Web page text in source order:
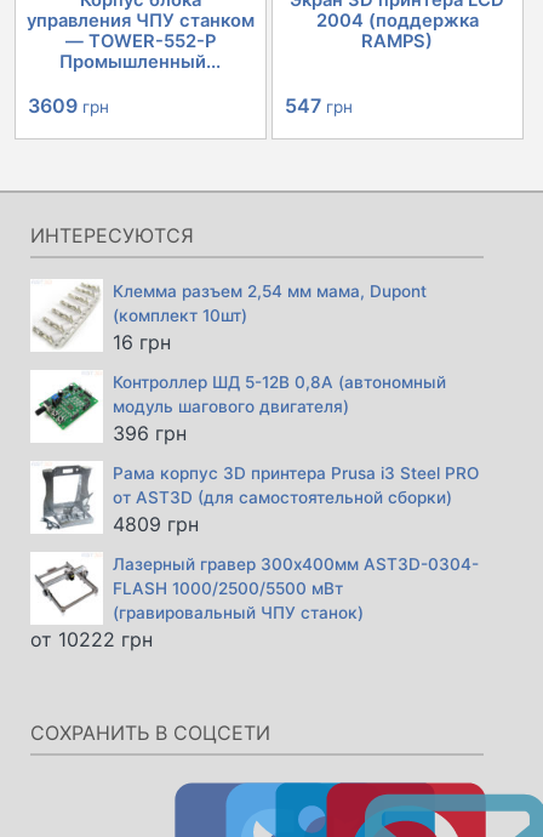
управления ЧПУ станком
— TOWER-552-P
Промышленный...
Первоначальная
цена
составляла
4030 грн.
3609 грн
цена:
3609 грн.
2004 (поддержка
RAMPS)
Первоначальная
цена
составляла
547 грн
цена:
547 грн.
ИНТЕРЕСУЮТСЯ
Клемма разъем 2,54 мм мама, Dupont
(комплект 10шт)
16 грн
Контроллер ШД 5-12В 0,8А (автономный
модуль шагового двигателя)
396 грн
Рама корпус 3D принтера Prusa i3 Steel PRO
от AST3D (для самостоятельной сборки)
4809 грн
Лазерный гравер 300х400мм AST3D-0304-
FLASH 1000/2500/5500 мВт
(гравировальный ЧПУ станок)
от 10222 грн
СОХРАНИТЬ В СОЦСЕТИ